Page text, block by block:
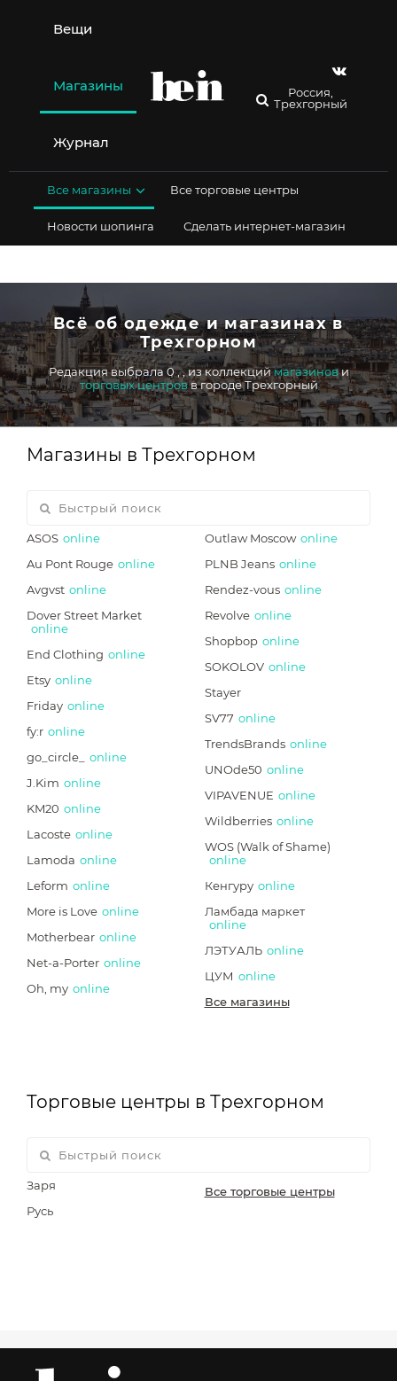
содержимому
Вещи
Магазины
Журнал
Россия,
Трехгорный
Все магазины Все торговые центры
Новости шопинга Сделать интернет-магазин
Всё об одежде и магазинах в
Трехгорном
Редакция выбрала 0,,из коллекциймагазинови
торговых центровв городе Трехгорный
Магазины в Трехгорном
ASOS online
Au Pont Rouge online
Avgvst online
Dover Street Market
online
End Clothing online
Etsy online
Friday online
fy:r online
go_circle_
online
J.Kim online
KM20 online
Lacoste online
Lamoda online
Leform online
More is Love online
Motherbear online
Net-a-Porter online
Oh, my online
Outlaw Moscow online
PLNB Jeans online
Rendez-vous online
Revolve online
Shopbop online
SOKOLOV online
Stayer
SV77 online
TrendsBrands online
UNOde50 online
VIPAVENUE online
Wildberries online
WOS (Walk of Shame)
online
Кенгуру online
Ламбада маркет
online
ЛЭТУАЛЬ online
ЦУМ online
Все магазины
Торговые центры в Трехгорном
Заря
Русь
Все торговые центры